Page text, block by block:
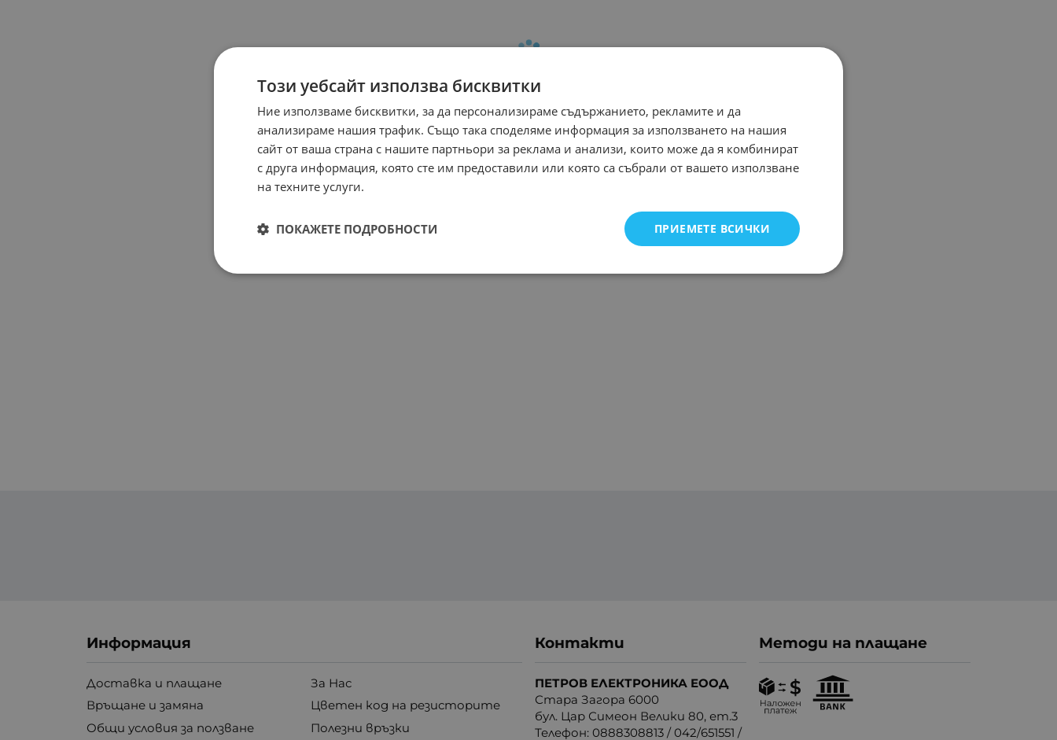
Информация
Доставка и плащане
Връщане и замяна
Общи условия за ползване
За Нас
Цветен код на резисторите
Полезни връзки
Контакти
ПЕТРОВ ЕЛЕКТРОНИКА ЕООД
Стара Загора 6000
бул. Цар Симеон Велики 80, ет.3
Телефон:0888308813 /042/651551 /
Методи на плащане
Този уебсайт използва бисквитки
Ние използваме бисквитки, за да персонализираме съдържанието, рекламите и да
анализираме нашия трафик. Също така споделяме информация за използването на нашия
сайт от ваша страна с нашите партньори за реклама и анализи, които може да я комбинират
с друга информация, която сте им предоставили или която са събрали от вашето използване
на техните услуги.
ПРИЕМЕТЕ ВСИЧКИ
ПОКАЖЕТЕ ПОДРОБНОСТИ